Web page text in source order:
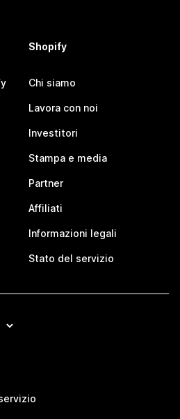
Shopify
Chi siamo
Lavora con noi
Investitori
Stampa e media
Partner
Affiliati
Informazioni legali
Stato del servizio